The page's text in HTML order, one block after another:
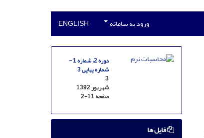
ورود به سامانه ENGLISH
دوره 2، شماره 1 -
شماره پیاپی 3
3
شهریور 1392
صفحه2-11
فایل ها